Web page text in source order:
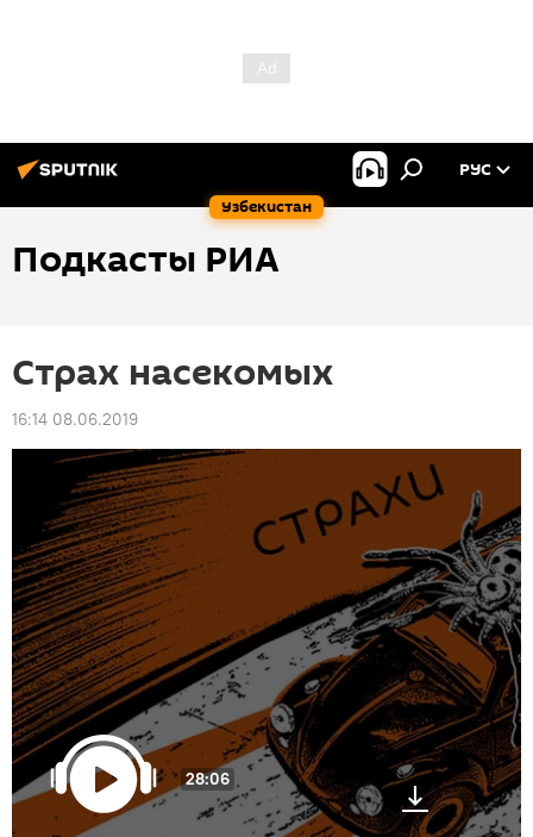
Узбекистан
РУС
Подкасты РИА
Страх насекомых
16:14 08.06.2019
28:06